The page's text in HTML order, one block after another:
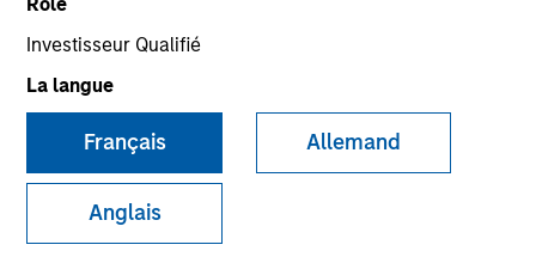
Investisseur Qualifié
La langue
Français Allemand
Anglais